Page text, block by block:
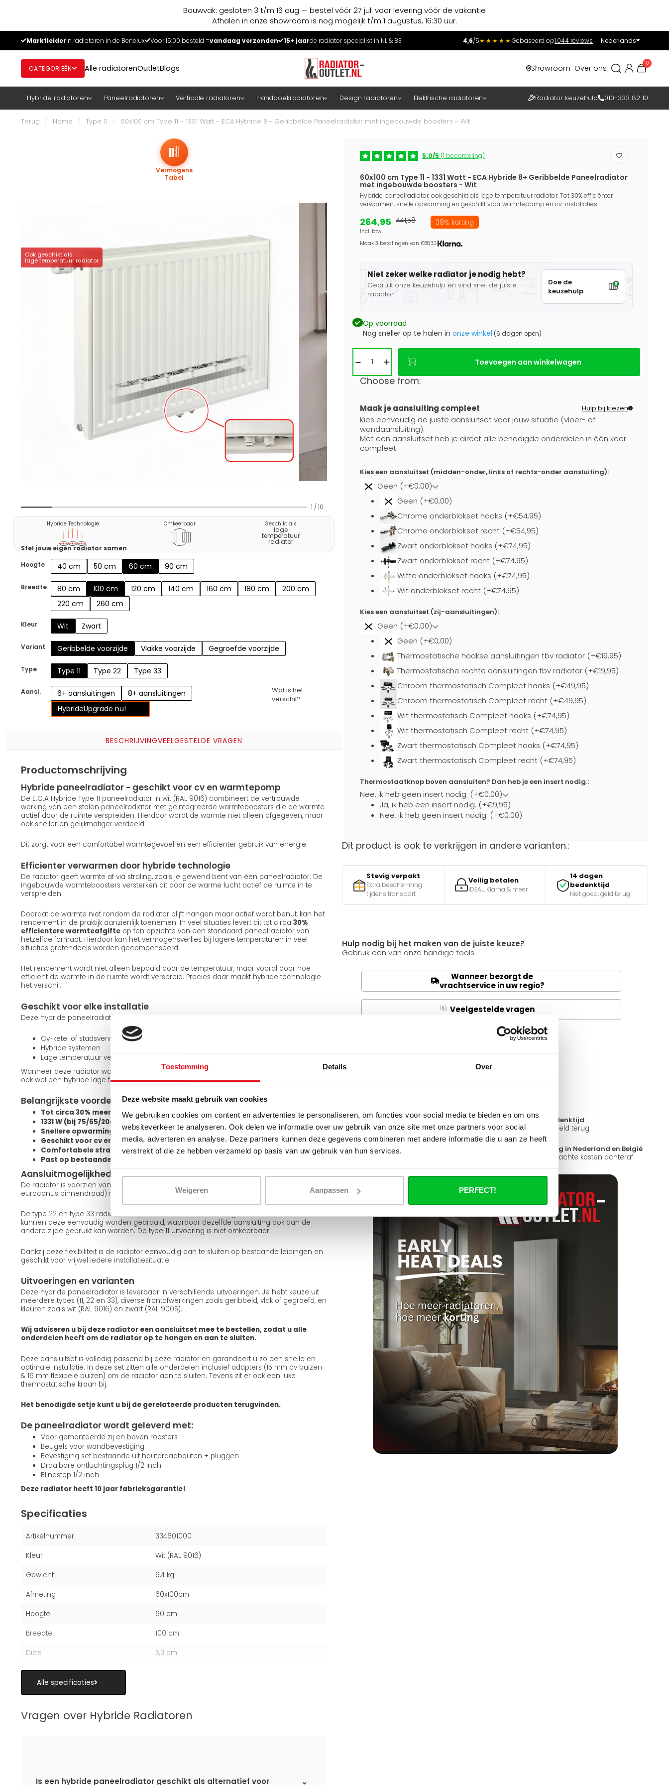
Toestemming Details Over
Deze website maakt gebruik van cookies
We gebruiken cookies om content en advertenties te personaliseren, om functies voor social media te bieden en om ons
websiteverkeer te analyseren. Ook delen we informatie over uw gebruik van onze site met onze partners voor social
media, adverteren en analyse. Deze partners kunnen deze gegevens combineren met andere informatie die u aan ze heeft
verstrekt of die ze hebben verzameld op basis van uw gebruik van hun services.
Weigeren Aanpassen PERFECT!
Bouwvak: gesloten 3 t/m 16 aug — bestel vóór 27 juli voor levering vóór de vakantie
Afhalen in onze showroom is nog mogelijk t/m 1 augustus, 16:30 uur.
Marktleiderin radiatoren in de Benelux Voor 15:00 besteld =vandaag verzonden 15+ jaarde radiator specialist in NL & BE 4,6/5★★★★★Gebaseerd op1.044 reviews Nederlands
CATEGORIEËN Alle radiatorenOutletBlogs Showroom Over ons
0
Hybride radiatoren Paneelradiatoren Verticale radiatoren Handdoekradiatoren Design radiatoren Elektrische radiatoren Radiator keuzehulp 010-333 82 10
Terug / Home / Type 11 / 60x100 cm Type 11 - 1331 Watt - ECA Hybride 8+ Geribbelde Paneelradiator met ingebouwde boosters - Wit
Ook geschikt als
lage temperatuur radiator
Vermogens
Tabel
1 /10
Hybride Technologie Omkeerbaar Geschikt als
lage
temperatuur
radiator
Stel jouw eigen radiator samen
Hoogte
40 cm 50 cm 60 cm 90 cm
Breedte 80 cm 100 cm 120 cm 140 cm 160 cm 180 cm
200 cm
220 cm
260 cm
Kleur Wit Zwart
Variant Geribbelde voorzijde Vlakke voorzijde Gegroefde voorzijde
Type Type 11 Type 22 Type 33
Aansl. 6+ aansluitingen
8+ aansluitingen
HybrideUpgrade nu!
Wat is het
verschil?
BESCHRIJVINGVEELGESTELDE VRAGEN
Productomschrijving
Hybride paneelradiator - geschikt voor cv en warmtepomp
De E.C.A Hybride Type 11 paneelradiator in wit (RAL 9016) combineert de vertrouwde
werking van een stalen paneelradiator met geintegreerde warmteboosters die de warmte
actief door de ruimte verspreiden. Hierdoor wordt de warmte niet alleen afgegeven, maar
ook sneller en gelijkmatiger verdeeld.
Dit zorgt voor een comfortabel warmtegevoel en een efficienter gebruik van energie.
Efficienter verwarmen door hybride technologie
De radiator geeft warmte af via straling, zoals je gewend bent van een paneelradiator. De
ingebouwde warmteboosters versterken dit door de warme lucht actief de ruimte in te
verspreiden.
Doordat de warmte niet rondom de radiator blijft hangen maar actief wordt benut, kan het
rendement in de praktijk aanzienlijk toenemen. In veel situaties levert dit tot circa 30%
efficientere warmteafgifte op ten opzichte van een standaard paneelradiator van
hetzelfde formaat. Hierdoor kan het vermogensverlies bij lagere temperaturen in veel
situaties grotendeels worden gecompenseerd.
Het rendement wordt niet alleen bepaald door de temperatuur, maar vooral door hoe
efficient de warmte in de ruimte wordt verspreid. Precies daar maakt hybride technologie
het verschil.
Geschikt voor elke installatie
Deze hybride paneelradiator is geschikt voor:
Cv-ketel of stadsverwarming
Hybride systemen
Lage temperatuur verwarming zoals een warmtepomp
Wanneer deze radiator wordt toegepast binnen een lage temperatuur systeem, wordt dit
ook wel een hybride lage temperatuur radiator genoemd.
Belangrijkste voordelen
Tot circa 30% meer rendement uit dezelfde radiator
1331 W (bij 75/65/20degC) / 666 W (bij 55/45/20degC)
Snellere opwarming van de ruimte
Geschikt voor cv en warmtepomp
Comfortabele stralingswarmte met betere verdeling
Past op bestaande aansluitingen
Aansluitmogelijkheden en installatie
De radiator is voorzien van 4x zij-, 2x zij-onder- en 2x midden-onder aansluitingen (1/2"
euroconus binnendraad) met een standaard hartafstand aan de onderkant van 50 mm.
De type 22 en type 33 radiatoren zijn omkeerbaar. Met de meegeleverde J-consoles
kunnen deze eenvoudig worden gedraaid, waardoor dezelfde aansluiting ook aan de
andere zijde gebruikt kan worden. De type 11 uitvoering is niet omkeerbaar.
Dankzij deze flexibiliteit is de radiator eenvoudig aan te sluiten op bestaande leidingen en
geschikt voor vrijwel iedere installatiesituatie.
Uitvoeringen en varianten
Deze hybride paneelradiator is leverbaar in verschillende uitvoeringen. Je hebt keuze uit
meerdere types (11, 22 en 33), diverse frontafwerkingen zoals geribbeld, vlak of gegroefd, en
kleuren zoals wit (RAL 9016) en zwart (RAL 9005).
Wij adviseren u bij deze radiator een aansluitset mee te bestellen, zodat u alle
onderdelen heeft om de radiator op te hangen en aan te sluiten.
Deze aansluitset is volledig passend bij deze radiator en garandeert u zo een snelle en
optimale installatie. In deze set zitten alle onderdelen inclusief adapters (15 mm cv buizen
& 16 mm flexibele buizen) om de radiator aan te sluiten. Tevens zit er ook een luxe
thermostatische kraan bij.
Het benodigde setje kunt u bij de gerelateerde producten terugvinden.
De paneelradiator wordt geleverd met:
Voor gemonteerde zij en boven roosters
Beugels voor wandbevestiging
Bevestiging set bestaande uit houtdraadbouten + pluggen
Draaibare ontluchtingsplug 1/2 inch
Blindstop 1/2 inch
Deze radiator heeft 10 jaar fabrieksgarantie!
Specificaties
Artikelnummer 334601000
Kleur Wit (RAL 9016)
Gewicht 9,4 kg
Afmeting 60x100cm
Hoogte 60 cm
Breedte 100 cm
Dikte 5,3 cm
Alle specificaties
Vragen over Hybride Radiatoren
Is een hybride paneelradiator geschikt als alternatief voor
5.0/5 (1 beoordeling)
60x100 cm Type 11 - 1331 Watt - ECA Hybride 8+ Geribbelde Paneelradiator
met ingebouwde boosters - Wit
Hybride paneelradiator, ook geschikt als lage temperatuur radiator. Tot 30% efficiënter
verwarmen, snelle opwarming en geschikt voor warmtepomp en cv-installaties.
264,95
Incl. btw
441,58 39% korting
Maak 3 betalingen van €88,32.
Niet zeker welke radiator je nodig hebt?
Gebruik onze keuzehulp en vind snel de juiste
radiator.
Doe de
keuzehulp
Op voorraad
Nog sneller op te halen in onze winkel (6 dagen open)
Toevoegen aan winkelwagen
Choose from:
Maak je aansluiting compleet Hulp bij kiezen
Kies eenvoudig de juiste aansluitset voor jouw situatie (vloer- of
wandaansluiting).
Met een aansluitset heb je direct alle benodigde onderdelen in één keer
compleet.
Kies een aansluitset (midden-onder, links of rechts-onder aansluiting):
Geen (+€0,00)
Geen (+€0,00)
Chrome onderblokset haaks (+€54,95)
Chrome onderblokset recht (+€54,95)
Zwart onderblokset haaks (+€74,95)
Zwart onderblokset recht (+€74,95)
Witte onderblokset haaks (+€74,95)
Wit onderblokset recht (+€74,95)
Kies een aansluitset (zij-aansluitingen):
Geen (+€0,00)
Geen (+€0,00)
Thermostatische haakse aansluitingen tbv radiator (+€19,95)
Thermostatische rechte aansluitingen tbv radiator (+€19,95)
Chroom thermostatisch Compleet haaks (+€49,95)
Chroom thermostatisch Compleet recht (+€49,95)
Wit thermostatisch Compleet haaks (+€74,95)
Wit thermostatisch Compleet recht (+€74,95)
Zwart thermostatisch Compleet haaks (+€74,95)
Zwart thermostatisch Compleet recht (+€74,95)
Thermostaatknop boven aansluiten? Dan heb je een insert nodig.:
Nee, ik heb geen insert nodig. (+€0,00)
Ja, ik heb een insert nodig. (+€9,95)
Nee, ik heb geen insert nodig. (+€0,00)
Dit product is ook te verkrijgen in andere varianten.:
Stevig verpakt
Extra bescherming
tijdens transport
Veilig betalen
iDEAL, Klarna & meer
14 dagen
bedenktijd
Niet goed, geld terug
Hulp nodig bij het maken van de juiste keuze?
Gebruik een van onze handige tools.
Wanneer bezorgt de
vrachtservice in uw regio?
A
Q Veelgestelde vragen
Heb je een vraag over dit product ?
Simon helpt je graag en kan al je vragen beantwoorden.
Ruim assortiment
Levering uit eigen voorraad
14 dagen bedenktijd
Niet goed = Geld terug
Zelf ophalen in de winkel?
Snelle levering in Nederland en België
Geen onverwachte kosten achteraf